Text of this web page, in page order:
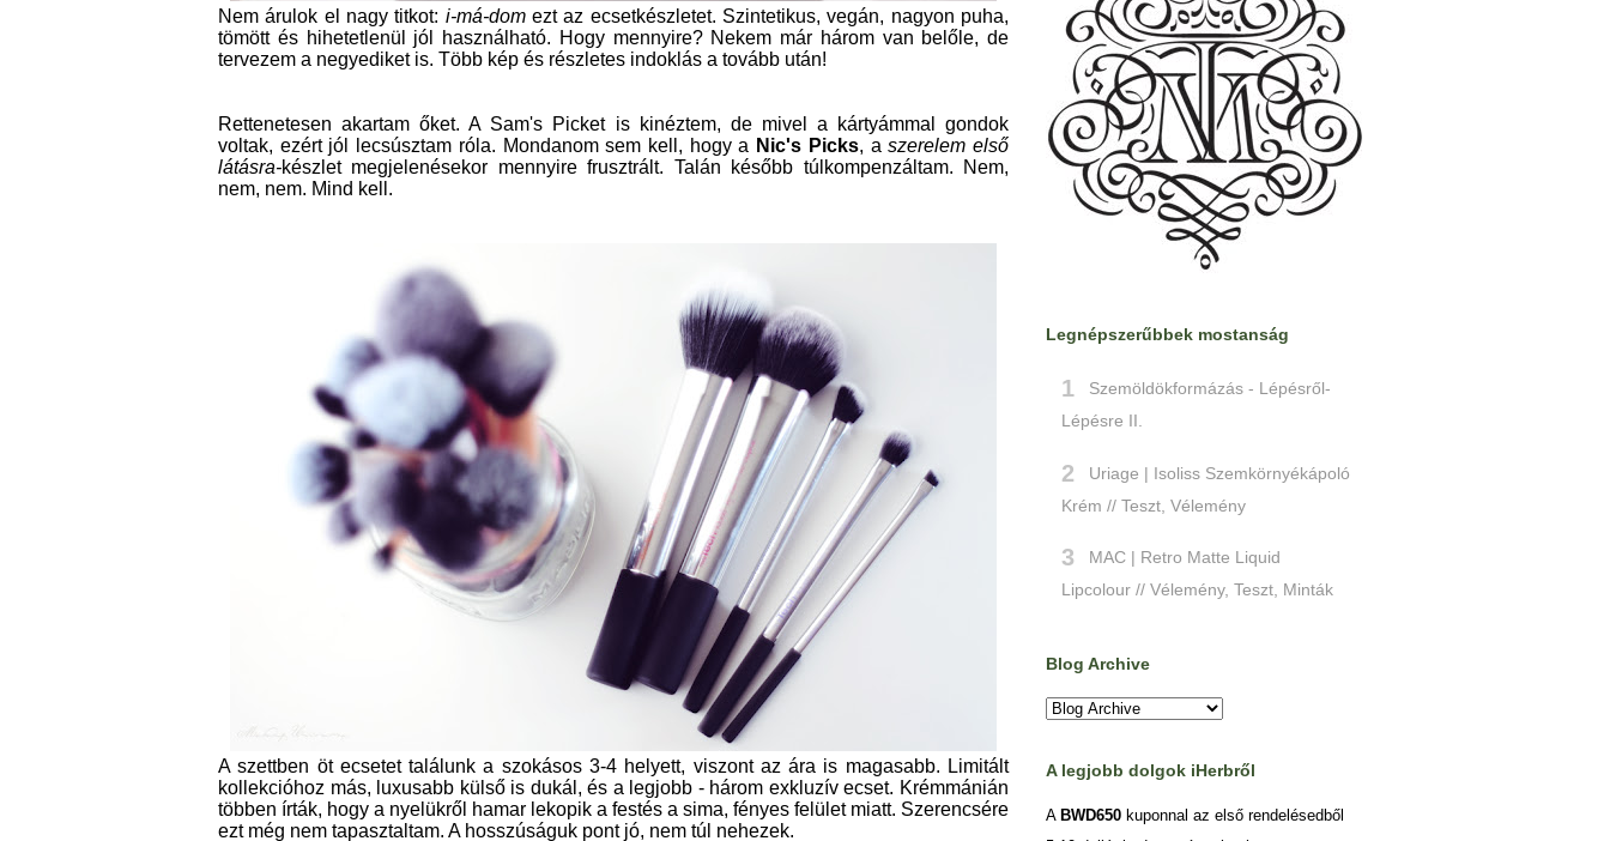
Nem árulok el nagy titkot: i-má-domezt az ecsetkészletet. Szintetikus, vegán, nagyon puha,
tömött és hihetetlenül jól használható. Hogy mennyire? Nekem már három van belőle, de
tervezem a negyediket is. Több kép és részletes indoklás a tovább után!
Rettenetesen akartam őket. A Sam's Picket is kinéztem, de mivel a kártyámmal gondok
voltak, ezért jól lecsúsztam róla. Mondanom sem kell, hogy a Nic's Picks, aszerelem első
látásra-készlet megjelenésekor mennyire frusztrált. Talán később túlkompenzáltam. Nem,
nem, nem. Mind kell.
A szettben öt ecsetet találunk a szokásos 3-4 helyett, viszont az ára is magasabb. Limitált
kollekcióhoz más, luxusabb külső is dukál, és a legjobb - három exkluzív ecset. Krémmánián
többen írták, hogy a nyelükről hamar lekopik a festés a sima, fényes felület miatt. Szerencsére
ezt még nem tapasztaltam. A hosszúságuk pont jó, nem túl nehezek.
Legnépszerűbbek mostanság
Szemöldökformázás - Lépésről-
Lépésre II.
Uriage | Isoliss Szemkörnyékápoló
Krém // Teszt, Vélemény
MAC | Retro Matte Liquid
Lipcolour // Vélemény, Teszt, Minták
Blog Archive
A legjobb dolgok iHerbről
A BWD650 kuponnal az első rendelésedből